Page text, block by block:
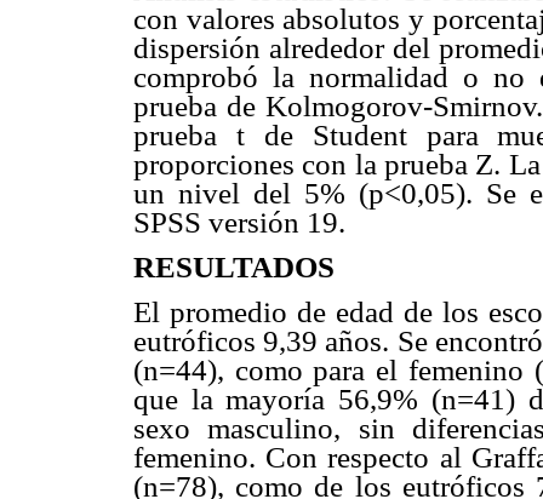
con valores absolutos y
dispersión alrededor del
comprobó la normalidad o
prueba de Kolmogorov-
prueba t de Student para
proporciones con la prueba Z.
un nivel del 5% (p<0,05). Se
SPSS versión 19.
RESULTADOS
El promedio de edad de los
eutróficos 9,39 años. Se
(n=44), como para el femenino
que la mayoría 56,9% (n=41)
sexo masculino, sin
femenino. Con respecto al
(n=78), como de los eutróficos